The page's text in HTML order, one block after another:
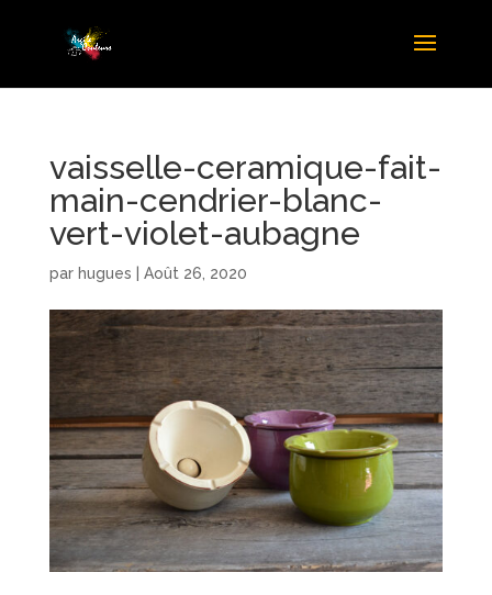
vaisselle-ceramique-fait-
main-cendrier-blanc-
vert-violet-aubagne
par hugues Août 26, 2020